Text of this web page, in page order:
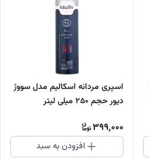
اسپری مردانه اسکالیم مدل سووژ
دیور حجم 250 میلی لیتر
399,000
افزودن به سبد